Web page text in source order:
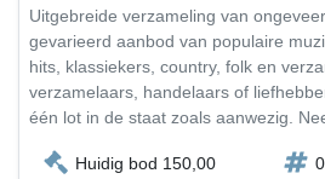
Uitgebreide verzameling van
gevarieerd aanbod van populaire
hits, klassiekers, country, folk en
verzamelaars, handelaars of
één lot in de staat zoals aanwezig.
Huidig bod 150,00